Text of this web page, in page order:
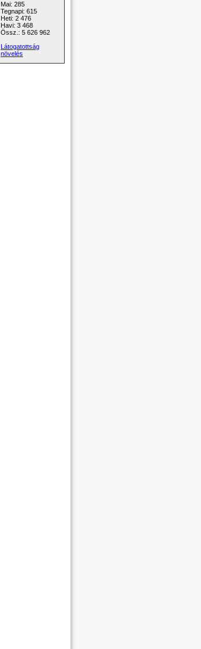
Mai: 285
Tegnapi: 615
Heti: 2 476
Havi: 3 468
Össz.: 5 626 962
Látogatottság
növelés